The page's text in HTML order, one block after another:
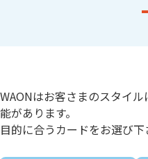
WAONはお客さまのスタイ
能があります。
目的に合うカードをお選び下